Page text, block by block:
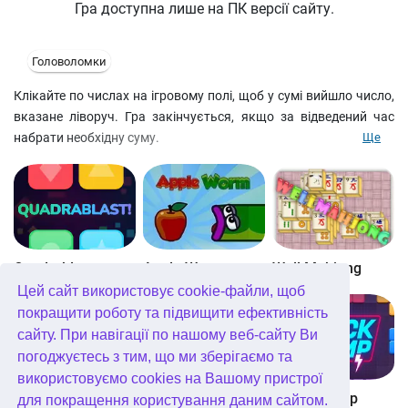
Цей сайт використовує cookie-файли, щоб
покращити роботу та підвищити ефективність
сайту. При навігації по нашому веб-сайту Ви
погоджуєтесь з тим, що ми зберігаємо та
використовуємо cookies на Вашому пристрої
для покращення користування даним сайтом.
Гра доступна лише на ПК версії сайту.
Головоломки
Клікайте по числах на ігровому полі, щоб у сумі вийшло число,
вказане ліворуч. Гра закінчується, якщо за відведений час
набрати необхідну суму.
Ще
Quadrablast Apple Worm Well Mahjong
Digitz! The Daily Diagonal Sudoku Block Champ